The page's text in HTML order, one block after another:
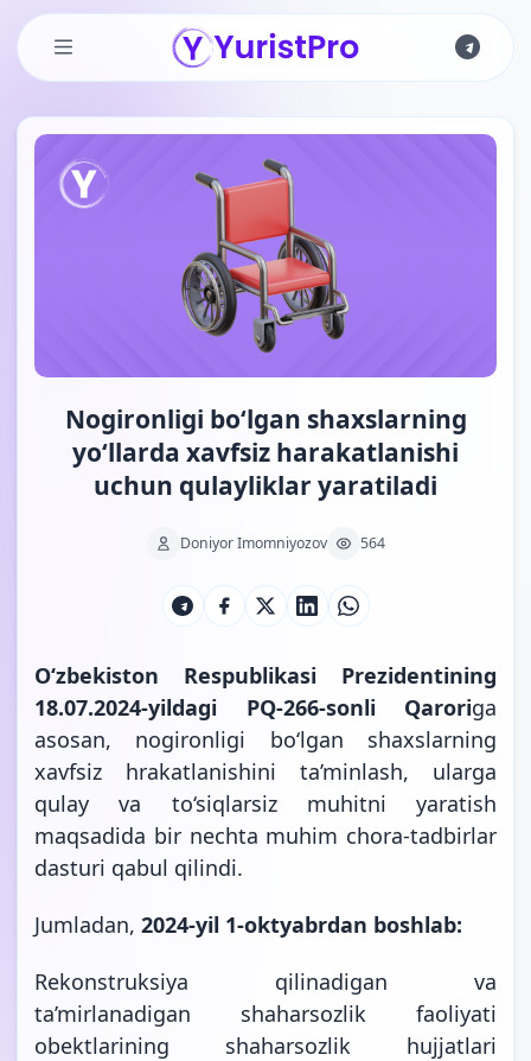
Skip to main content
Nogironligi bo‘lgan shaxslarning
yo‘llarda xavfsiz harakatlanishi
uchun qulayliklar yaratiladi
Doniyor Imomniyozov 564
O‘zbekiston Respublikasi Prezidentining
18.07.2024-yildagi PQ-266-sonli Qaroriga
asosan, nogironligi bo‘lgan shaxslarning
xavfsiz hrakatlanishini ta’minlash, ularga
qulay va to‘siqlarsiz muhitni yaratish
maqsadida bir nechta muhim chora-tadbirlar
dasturi qabul qilindi.
Jumladan, 2024-yil 1-oktyabrdan boshlab:
Rekonstruksiya qilinadigan va
ta’mirlanadigan shaharsozlik faoliyati
obektlarining shaharsozlik hujjatlari